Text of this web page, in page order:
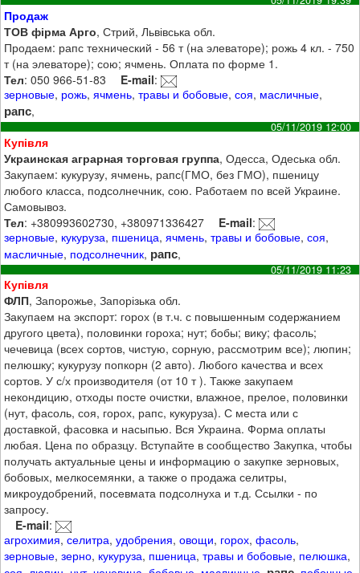
Продаж
ТОВ фірма Арго, Стрий, Львівська обл.
Продаем: рапс технический - 56 т (на элеваторе); рожь 4 кл. - 750
т (на элеваторе); сою; ячмень. Оплата по форме 1.
Тел: 050 966-51-83 E-mail:
зерновые, рожь,ячмень,травы и бобовые,соя, масличные,
рапс,
05/11/2019 12:00
Купівля
Украинская аграрная торговая группа, Одесса, Одеська обл.
Закупаем: кукурузу, ячмень, рапс(ГМО, без ГМО), пшеницу
любого класса, подсолнечник, сою. Работаем по всей Украине.
Самовывоз.
Тел: +380993602730, +380971336427 E-mail:
зерновые, кукуруза, пшеница,ячмень,травы и бобовые,соя,
масличные, подсолнечник, рапс,
05/11/2019 11:23
Купівля
ФЛП, Запорожье, Запорізька обл.
Закупаем на экспорт: горох (в т.ч. с повышенным содержанием
другого цвета), половинки гороха; нут; бобы; вику; фасоль;
чечевица (всех сортов, чистую, сорную, рассмотрим все); люпин;
пелюшку; кукурузу попкорн (2 авто). Любого качества и всех
сортов. У с/х производителя (от 10 т ). Также закупаем
некондицию, отходы посте очистки, влажное, прелое, половинки
(нут, фасоль, соя, горох, рапс, кукуруза). С места или с
доставкой, фасовка и насыпью. Вся Украина. Форма оплаты
любая. Цена по образцу. Вступайте в сообщество Закупка, чтобы
получать актуальные цены и информацию о закупке зерновых,
бобовых, мелкосемянки, а также о продажа селитры,
микроудобрений, посевмата подсолнуха и т.д. Ссылки - по
запросу.
E-mail:
агрохимия,селитра,удобрения,овощи, горох,фасоль,
зерновые,зерно, кукуруза, пшеница,травы и бобовые, пелюшка,